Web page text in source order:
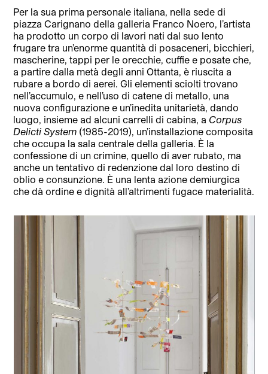
Per la sua prima personale italiana, nella sede di
piazza Carignano della galleria Franco Noero, l’artista
ha prodotto un corpo di lavori nati dal suo lento
frugare tra un’enorme quantità di posaceneri, bicchieri,
mascherine, tappi per le orecchie, cuffie e posate che,
a partire dalla metà degli anni Ottanta, è riuscita a
rubare a bordo di aerei. Gli elementi sciolti trovano
nell’accumulo, e nell’uso di catene di metallo, una
nuova configurazione e un’inedita unitarietà, dando
luogo, insieme ad alcuni carrelli di cabina, a Corpus
Delicti System (1985-2019), un’installazione composita
che occupa la sala centrale della galleria. È la
confessione di un crimine, quello di aver rubato, ma
anche un tentativo di redenzione dal loro destino di
oblio e consunzione. È una lenta azione demiurgica
che dà ordine e dignità all’altrimenti fugace materialità.